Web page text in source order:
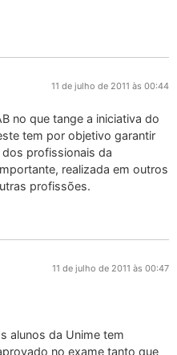
11 de julho de 2011 às 00:44
no que tange a iniciativa do
tem por objetivo garantir
profissionais da
realizada em outros
profissões.
11 de julho de 2011 às 00:47
alunos da Unime tem
no exame tanto que